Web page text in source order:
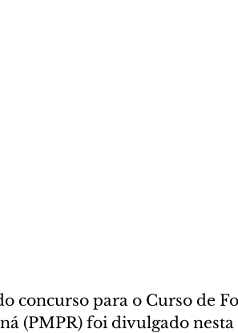
concurso para o Curso de
(PMPR) foi divulgado nesta